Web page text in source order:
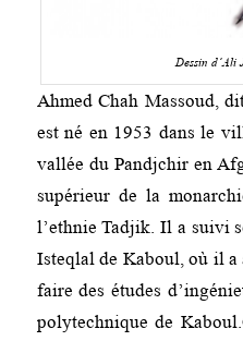
Dessin d’Ali
Ahmed Chah Massoud,
est né en 1953 dans le
vallée du Pandjchir en
supérieur de la
l’ethnie Tadjik. Il a suivi
Isteqlal de Kaboul, où il a
faire des études
polytechnique de